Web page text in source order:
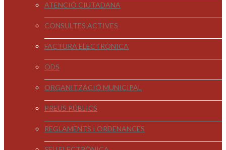
ATENCIÓ CIUTADANA
CONSULTES ACTIVES
FACTURA ELECTRÒNICA
ODS
ORGANITZACIÓ MUNICIPAL
PREUS PÚBLICS
REGLAMENTS I ORDENANCES